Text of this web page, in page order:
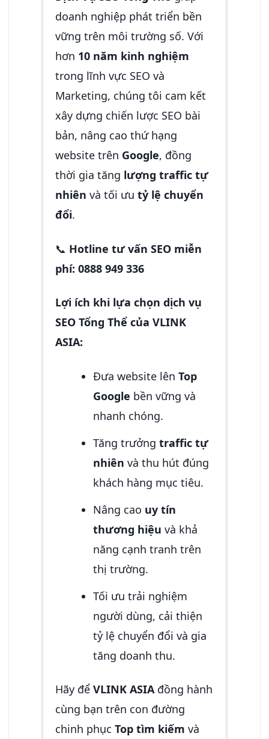
doanh nghiệp phát triển bền
vững trên môi trường số. Với
hơn 10 năm kinh nghiệm
trong lĩnh vực SEO và
Marketing, chúng tôi cam kết
xây dựng chiến lược SEO bài
bản, nâng cao thứ hạng
website trên Google, đồng
thời gia tăng lượng traffic tự
nhiên và tối ưu tỷ lệ chuyển
đổi.
📞 Hotline tư vấn SEO miễn
phí: 0888 949 336
Lợi ích khi lựa chọn dịch vụ
SEO Tổng Thể của VLINK
ASIA:
Đưa website lênTop
Google bền vững và
nhanh chóng.
Tăng trưởngtraffic tự
nhiên và thu hút đúng
khách hàng mục tiêu.
Nâng cao uy tín
thương hiệu và khả
năng cạnh tranh trên
thị trường.
Tối ưu trải nghiệm
người dùng, cải thiện
tỷ lệ chuyển đổi và gia
tăng doanh thu.
Hãy để VLINK ASIAđồng hành
cùng bạn trên con đường
chinh phục Top tìm kiếm và